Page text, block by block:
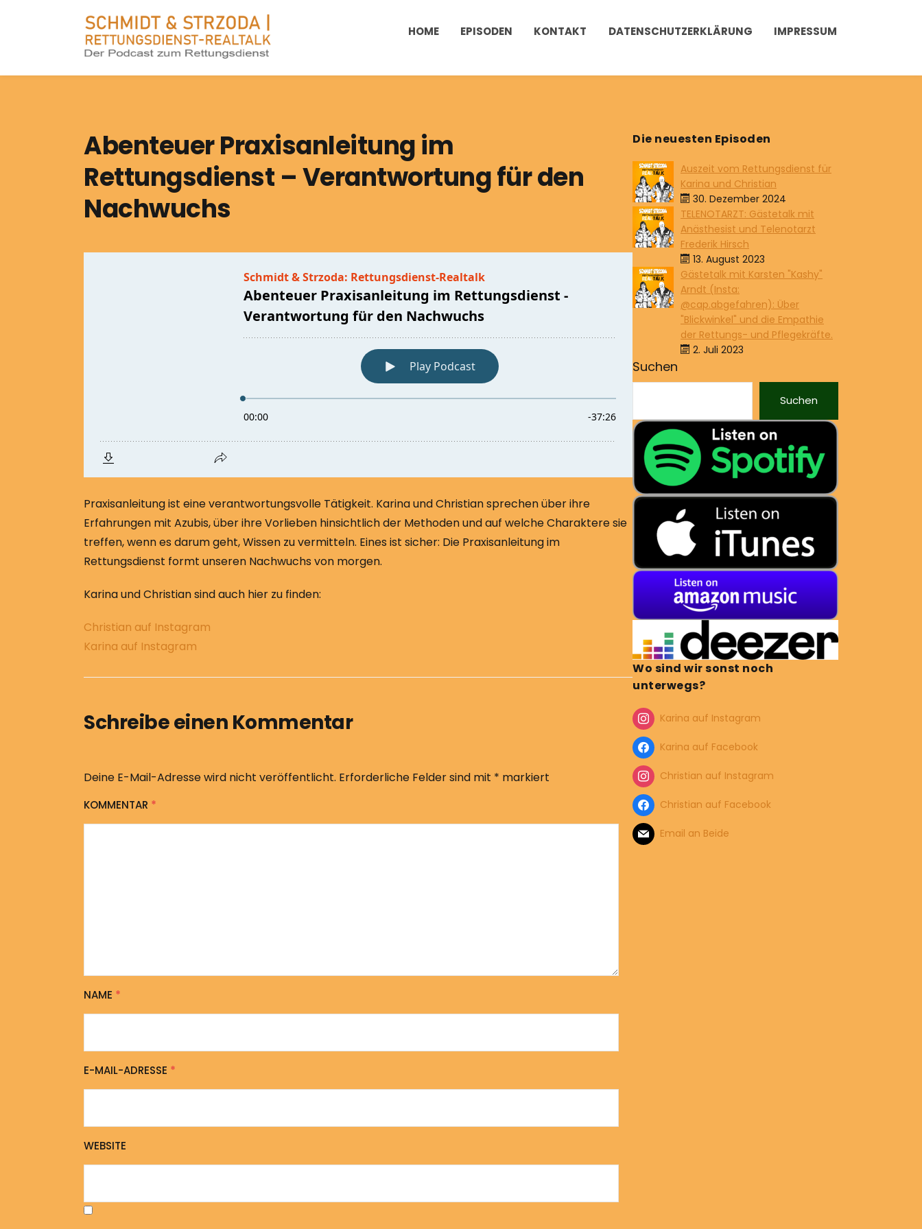
HOME EPISODEN KONTAKT DATENSCHUTZERKLÄRUNG IMPRESSUM
Abenteuer Praxisanleitung im
Rettungsdienst – Verantwortung für den
Nachwuchs
Praxisanleitung ist eine verantwortungsvolle Tätigkeit. Karina und Christian sprechen über ihre
Erfahrungen mit Azubis, über ihre Vorlieben hinsichtlich der Methoden und auf welche Charaktere sie
treffen, wenn es darum geht, Wissen zu vermitteln. Eines ist sicher: Die Praxisanleitung im
Rettungsdienst formt unseren Nachwuchs von morgen.
Karina und Christian sind auch hier zu finden:
Christian auf Instagram
Karina auf Instagram
Schreibe einen Kommentar
Deine E-Mail-Adresse wird nicht veröffentlicht. Erforderliche Felder sind mit * markiert
KOMMENTAR *
NAME *
E-MAIL-ADRESSE *
WEBSITE
Die neuesten Episoden
Auszeit vom Rettungsdienst für
Karina und Christian
30. Dezember 2024
TELENOTARZT: Gästetalk mit
Anästhesist und Telenotarzt
Frederik Hirsch
13. August 2023
Gästetalk mit Karsten "Kashy"
Arndt (Insta:
@cap.abgefahren): Über
"Blickwinkel" und die Empathie
der Rettungs- und Pflegekräfte.
2. Juli 2023
Suchen
Suchen
Wo sind wir sonst noch
unterwegs?
Karina auf Instagram
Karina auf Facebook
Christian auf Instagram
Christian auf Facebook
Email an Beide